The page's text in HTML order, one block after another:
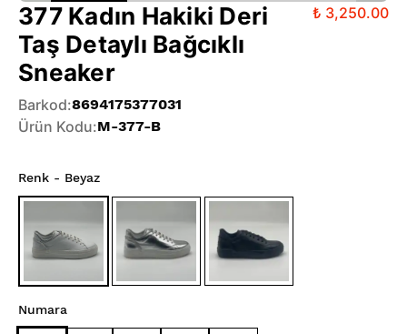
377 Kadın Hakiki Deri
Taş Detaylı Bağcıklı
Sneaker
₺ 3,250.00
Barkod:8694175377031
Ürün Kodu:M-377-B
Renk - Beyaz
Numara